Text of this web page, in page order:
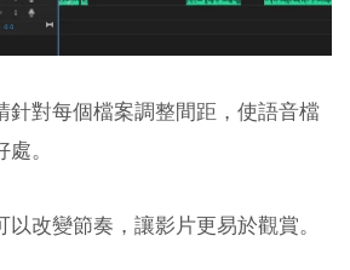
針對每個檔案調整間距，使語音檔
。
改變節奏，讓影片更易於觀賞。